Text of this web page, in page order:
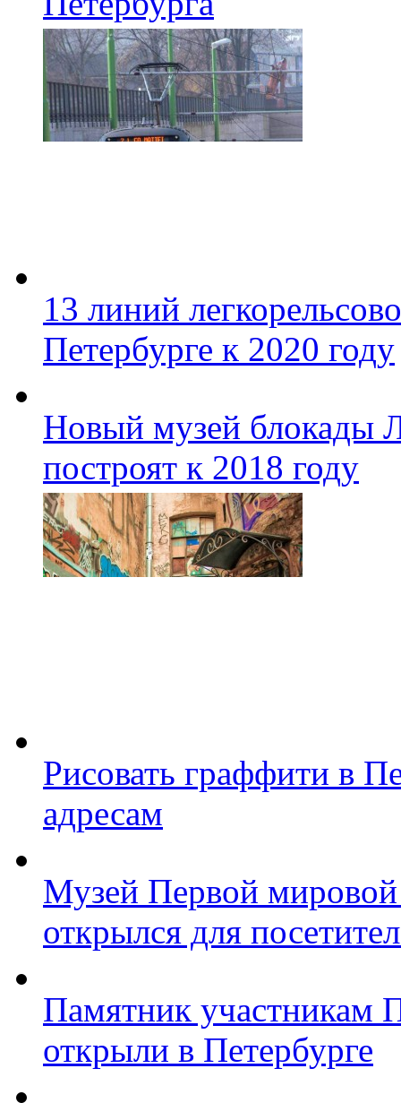
13 линий
Петербурге к 2020 году
Новый музей блокады
построят к 2018 году
Рисовать граффити в
адресам
Музей Первой
открылся для
Памятник участникам
открыли в Петербурге